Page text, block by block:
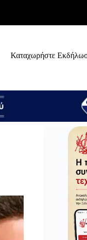
Καταχωρήστε